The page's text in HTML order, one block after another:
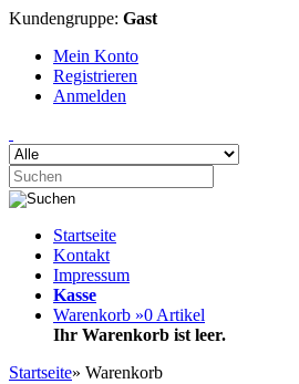
Kundengruppe: Gast
Mein Konto
Registrieren
Anmelden
Startseite
Kontakt
Impressum
Kasse
Warenkorb »0 Artikel
Ihr Warenkorb ist leer.
Startseite» Warenkorb